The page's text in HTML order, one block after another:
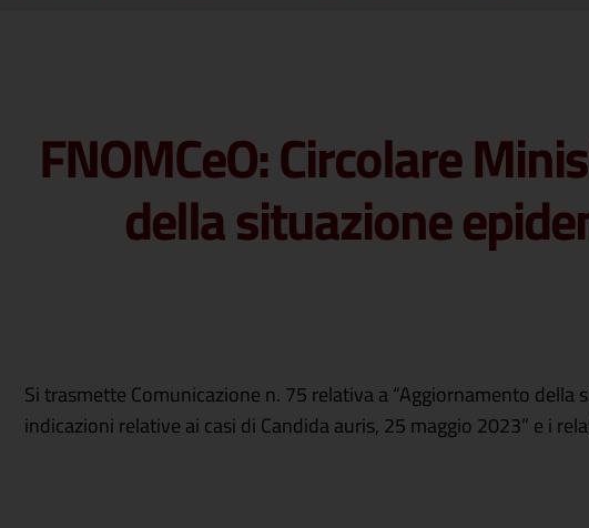
FNOMCeO: Circolare
della situazione
Si trasmette Comunicazione n. 75 relativa a “Aggiornamento della
indicazioni relative ai casi di Candida auris, 25 maggio 2023” e i